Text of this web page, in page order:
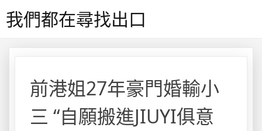
to我們都在尋找出口
前港姐27年豪門婚輸小
三 “自願搬進JIUYI俱意